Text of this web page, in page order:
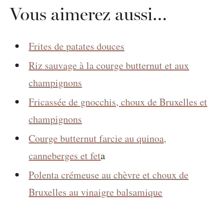
Vous aimerez aussi…
Frites de patates douces
Riz sauvage à la courge butternut et aux
champignons
Fricassée de gnocchis, choux de Bruxelles et
champignons
Courge butternut farcie au quinoa,
canneberges et feta
Polenta crémeuse au chèvre et choux de
Bruxelles au vinaigre balsamique